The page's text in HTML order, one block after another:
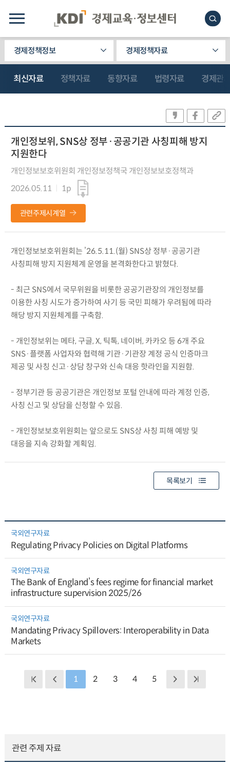
경제정책정보 경제정책자료
최신자료 정책자료 동향자료 법령자료 경제관
개인정보위, SNS상 정부·공공기관 사칭피해 방지
지원한다
개인정보보호위원회 개인정보정책국 개인정보보호정책과
2026.05.11
1p
관련주제시계열
개인정보보호위원회는 ’26.5.11.(월) SNS상 정부·공공기관
사칭피해 방지 지원체계 운영을 본격화한다고 밝혔다.
- 최근 SNS에서 국무위원을 비롯한 공공기관장의 개인정보를
이용한 사칭 시도가 증가하여 사기 등 국민 피해가 우려됨에 따라
해당 방지 지원체계를 구축함.
- 개인정보위는 메타, 구글, X, 틱톡, 네이버, 카카오 등 6개 주요
SNS·플랫폼 사업자와 협력해 기관·기관장 계정 공식 인증마크
제공 및 사칭 신고·상담 창구와 신속 대응 핫라인을 지원함.
- 정부기관 등 공공기관은 개인정보 포털 안내에 따라 계정 인증,
사칭 신고 및 상담을 신청할 수 있음.
- 개인정보보호위원회는 앞으로도 SNS상 사칭 피해 예방 및
대응을 지속 강화할 계획임.
목록보기
국외연구자료
Regulating Privacy Policies on Digital Platforms
국외연구자료
The Bank of England’s fees regime for financial market
infrastructure supervision 2025/26
국외연구자료
Mandating Privacy Spillovers: Interoperability in Data
Markets
1 2 3 4 5
관련 주제 자료